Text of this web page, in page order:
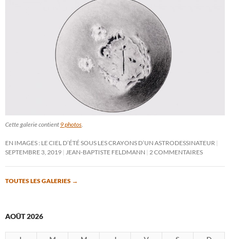
Cette galerie contient 9 photos.
EN IMAGES : LE CIEL D’ÉTÉ SOUS LES CRAYONS D’UN ASTRODESSINATEUR
SEPTEMBRE 3, 2019 JEAN-BAPTISTE FELDMANN 2 COMMENTAIRES
TOUTES LES GALERIES →
AOÛT 2026